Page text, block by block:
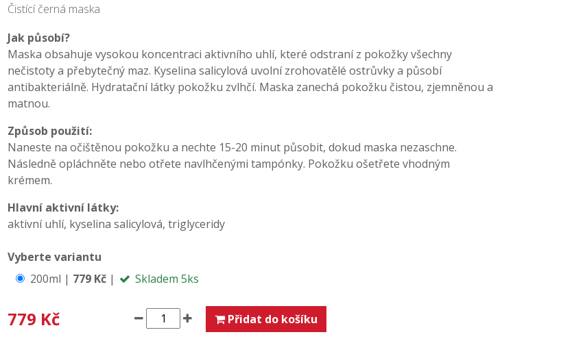
Čistící černá maska
Jak působí?
Maska obsahuje vysokou koncentraci aktivního uhlí, které odstraní z pokožky všechny
nečistoty a přebytečný maz. Kyselina salicylová uvolní zrohovatělé ostrůvky a působí
antibakteriálně. Hydratační látky pokožku zvlhčí. Maska zanechá pokožku čistou, zjemněnou a
matnou.
Způsob použití:
Naneste na očištěnou pokožku a nechte 15-20 minut působit, dokud maska nezaschne.
Následně opláchněte nebo otřete navlhčenými tampónky. Pokožku ošetřete vhodným
krémem.
Hlavní aktivní látky:
aktivní uhlí, kyselina salicylová, triglyceridy
Vyberte variantu
200ml | 779 Kč | Skladem 5ks
779 Kč Přidat do košíku